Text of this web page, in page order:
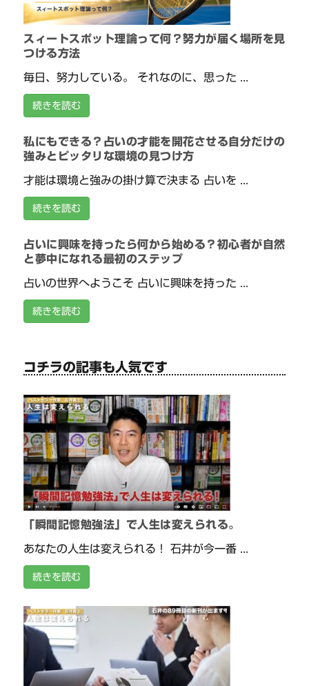
スィートスポット理論って何？努力が届く場所を見
つける方法
毎日、努力している。 それなのに、思った ...
続きを読む
私にもできる？占いの才能を開花させる自分だけの
強みとピッタリな環境の見つけ方
才能は環境と強みの掛け算で決まる 占いを ...
続きを読む
占いに興味を持ったら何から始める？初心者が自然
と夢中になれる最初のステップ
占いの世界へようこそ 占いに興味を持った ...
続きを読む
コチラの記事も人気です
「瞬間記憶勉強法」で人生は変えられる。
あなたの人生は変えられる！ 石井が今一番 ...
続きを読む